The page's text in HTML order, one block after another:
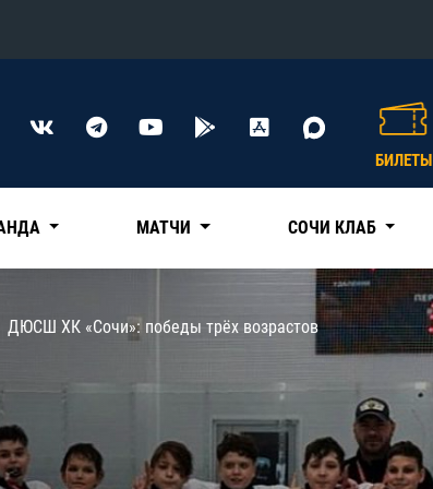
Конференция «Восток»
Трактор
Дивизион Чернышева
Адмирал
КХЛ
БИЛЕТЫ
МАТЧИ СОЧИ КЛАБ
ДЮСШ ХК «Сочи»: победы трёх возрастов